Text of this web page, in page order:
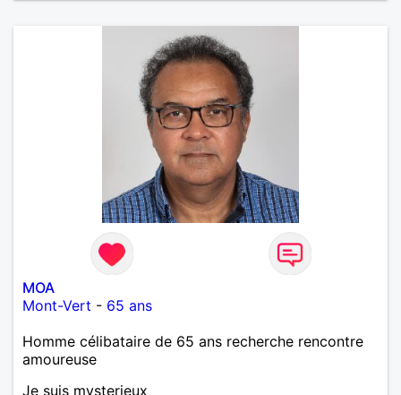
mais je compte m'installer à nouveau à l'ile de la
Réunion avant la fin 2026. Pierre
MOA
Mont-Vert - 65 ans
Homme célibataire de 65 ans recherche rencontre
amoureuse
Je suis mysterieux